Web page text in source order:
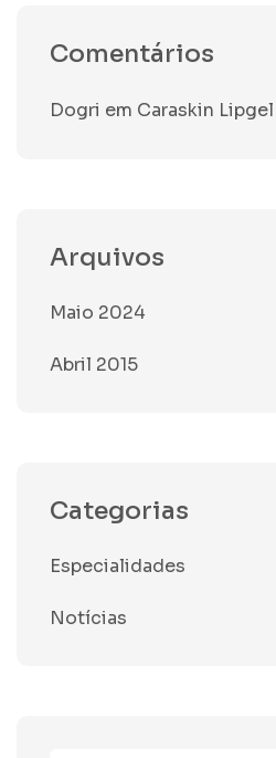
Comentários
Dogri em Caraskin Lipgel
Arquivos
Maio 2024
Abril 2015
Categorias
Especialidades
Notícias